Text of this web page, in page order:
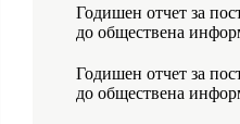
Годишен отчет за
до обществена
Годишен отчет за
до обществена